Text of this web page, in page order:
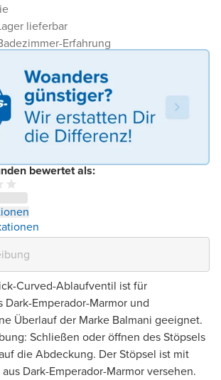
lieferbar
Erfahrung
bewertet als:
Curved-Ablaufventil ist für
Dark-Emperador-Marmor und
Überlauf der Marke Balmani geeignet.
Schließen oder öffnen des Stöpsels
die Abdeckung. Der Stöpsel ist mit
Dark-Emperador-Marmor versehen.